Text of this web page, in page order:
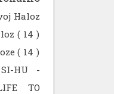
Haloz
( 14 )
( 14 )
HU -
TO